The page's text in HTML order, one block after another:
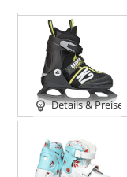
Details & Preise